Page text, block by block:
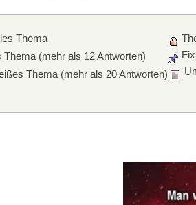
Thema
Thema (mehr als 12 Antworten)
Thema (mehr als 20 Antworten)